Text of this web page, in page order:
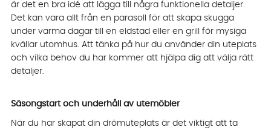
är det en bra idé att lägga till några funktionella detaljer.
Det kan vara allt från en parasoll för att skapa skugga
under varma dagar till en eldstad eller en grill för mysiga
kvällar utomhus. Att tänka på hur du använder din uteplats
och vilka behov du har kommer att hjälpa dig att välja rätt
detaljer.
Säsongstart och underhåll av utemöbler
När du har skapat din drömuteplats är det viktigt att ta